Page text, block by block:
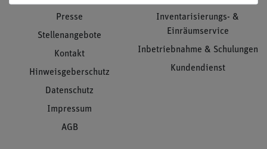
Presse
Stellenangebote
Kontakt
Hinweisgeberschutz
Datenschutz
Impressum
AGB
Inventarisierungs- &
Einräumservice
Inbetriebnahme & Schulungen
Kundendienst